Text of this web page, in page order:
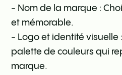
- Nom de la marque :
et mémorable.
- Logo et identité visuelle
palette de couleurs qui
marque.